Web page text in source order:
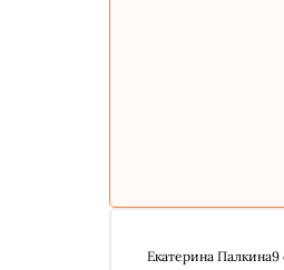
Екатерина Палкина9